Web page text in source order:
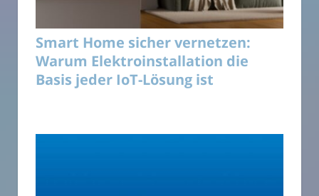
Smart Home sicher vernetzen:
Warum Elektroinstallation die
Basis jeder IoT-Lösung ist